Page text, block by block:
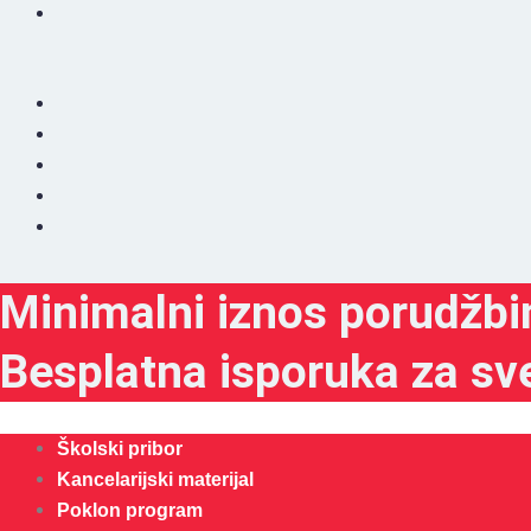
Minimalni iznos
Besplatna isporuka za
Školski pribor
Kancelarijski materijal
Poklon program